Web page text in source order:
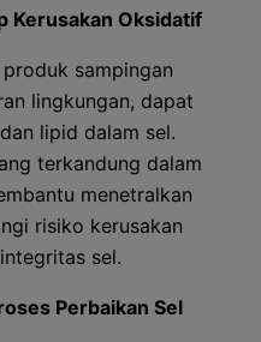
Kerusakan Oksidatif
sampingan
lingkungan, dapat
lipid dalam sel.
terkandung dalam
menetralkan
risiko kerusakan
sel.
Perbaikan Sel